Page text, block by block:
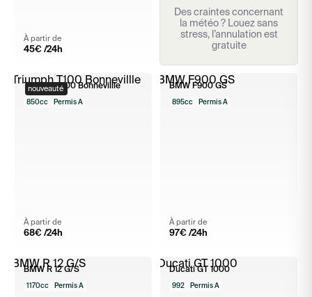
À partir de
45€ /24h
Des craintes concernant
la météo ? Louez sans
stress, l’annulation est
gratuite
Triumph T100 Bonnevillle
nouveauté
850cc Permis A
À partir de
68€ /24h
BMW F900 GS
895cc Permis A
À partir de
97€ /24h
BMW R 12 G/S
1170cc Permis A
Ducati GT 1000
992 Permis A